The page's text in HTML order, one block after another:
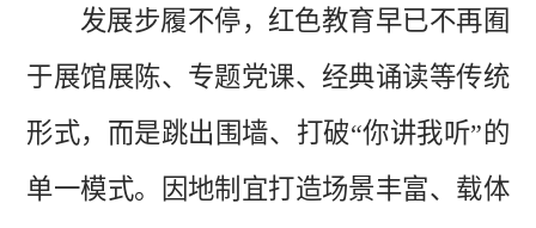
发展步履不停，红色教育早已不再囿
于展馆展陈、专题党课、经典诵读等传统
形式，而是跳出围墙、打破“你讲我听”的
单一模式。因地制宜打造场景丰富、载体